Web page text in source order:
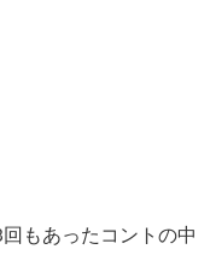
もあったコントの中